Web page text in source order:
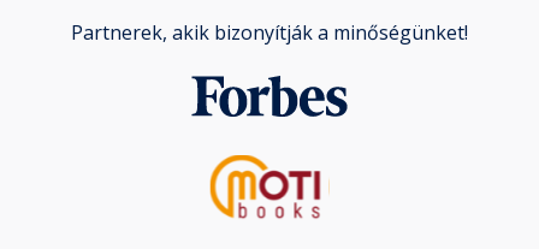
Partnerek, akik bizonyítják a minőségünket!